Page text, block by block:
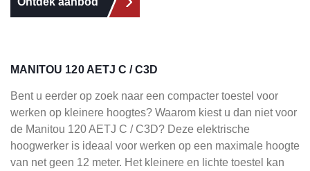
MANITOU 120 AETJ C / C3D
Bent u eerder op zoek naar een compacter toestel voor
werken op kleinere hoogtes? Waarom kiest u dan niet voor
de Manitou 120 AETJ C / C3D? Deze elektrische
hoogwerker is ideaal voor werken op een maximale hoogte
van net geen 12 meter. Het kleinere en lichte toestel kan